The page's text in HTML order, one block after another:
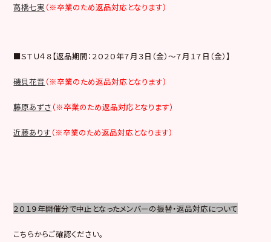
高橋七実 （※卒業のため返品対応となります）
■ＳＴＵ４８【返品期間：２０２０年７月３日（金）～７月１７日（金）】
磯貝花音 （※卒業のため返品対応となります）
藤原あずさ （※卒業のため返品対応となります）
近藤ありす （※卒業のため返品対応となります）
２０１９年開催分で中止となったメンバーの振替・返品対応について
こちらからご確認ください。